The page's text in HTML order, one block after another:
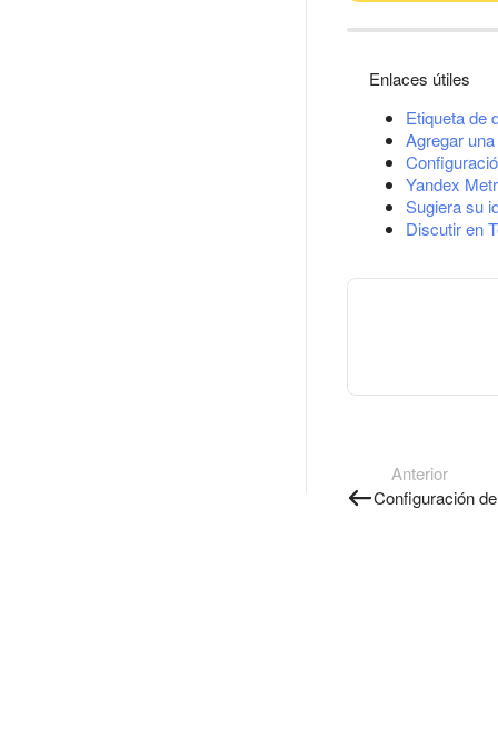
Enlaces útiles
Etiqueta de
Agregar
Yandex
Sugiera su
Discutir en
Anterior
Configuración